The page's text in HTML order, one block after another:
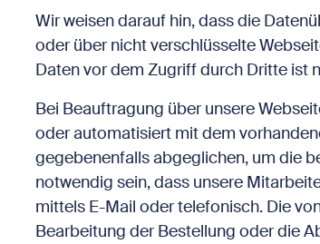
Wir weisen darauf hin, dass die
oder über nicht verschlüsselte
Daten vor dem Zugriff durch Dritte ist
Bei Beauftragung über unsere
oder automatisiert mit dem
gegebenenfalls abgeglichen, um die
notwendig sein, dass unsere
mittels E-Mail oder telefonisch. Die
Bearbeitung der Bestellung oder die